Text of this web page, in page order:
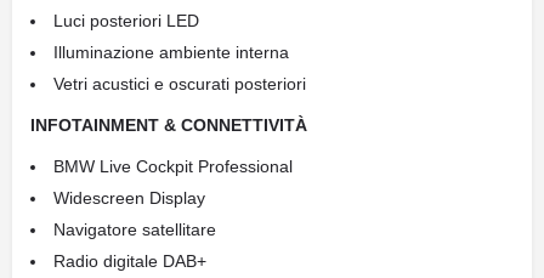
Luci posteriori LED
Illuminazione ambiente interna
Vetri acustici e oscurati posteriori
INFOTAINMENT & CONNETTIVITÀ
BMW Live Cockpit Professional
Widescreen Display
Navigatore satellitare
Radio digitale DAB+